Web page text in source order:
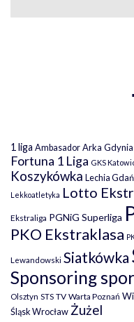
1 liga Ambasador Arka Gdynia
Fortuna 1 Liga GKS
Koszykówka Lechia
Lekkoatletyka Lotto
Ekstraliga PGNiG Superliga
PKO Ekstraklasa
Lewandowski Siatkówka
Sponsoring
Olsztyn STS TV Warta Poznań
Śląsk Wrocław Żużel